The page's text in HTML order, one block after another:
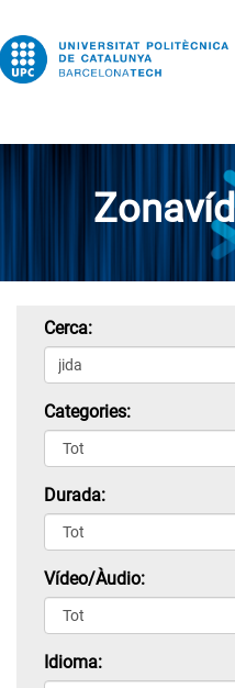
Cerca:
Categories:
Durada:
Vídeo/Àudio:
Idioma: